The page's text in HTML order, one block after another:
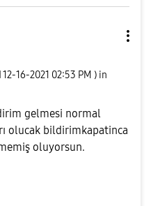
‎12-16-2021 02:53 PM ) in
gelmesi normal
olucak bildirimkapatinca
oluyorsun.